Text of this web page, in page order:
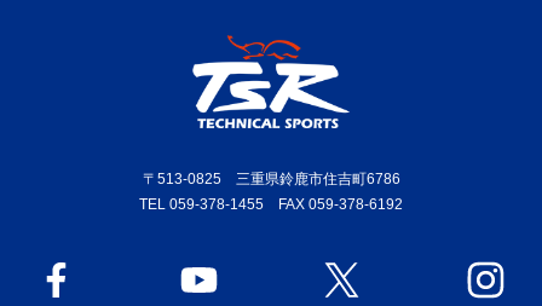
〒513-0825 三重県鈴鹿市住吉町6786
TEL 059-378-1455 FAX 059-378-6192